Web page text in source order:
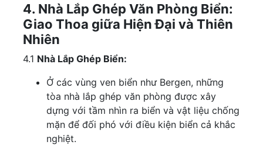
4. Nhà Lắp Ghép Văn Phòng Biển:
Giao Thoa giữa Hiện Đại và Thiên
Nhiên
4.1 Nhà Lắp Ghép Biển:
Ở các vùng ven biển như Bergen, những
tòa nhà lắp ghép văn phòng được xây
dựng với tầm nhìn ra biển và vật liệu chống
mặn để đối phó với điều kiện biển cả khắc
nghiệt.